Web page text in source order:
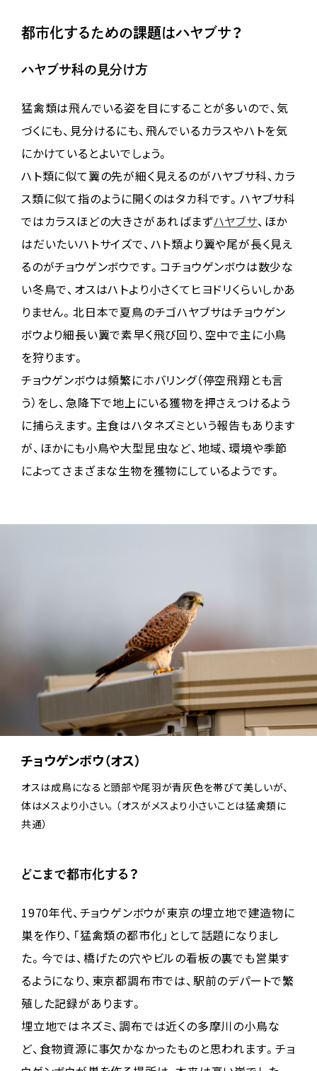
都市化するための課題はハヤブサ？
ハヤブサ科の見分け方
猛禽類は飛んでいる姿を目にすることが多いので、気
づくにも、見分けるにも、飛んでいるカラスやハトを気
にかけているとよいでしょう。
ハト類に似て翼の先が細く見えるのがハヤブサ科、カラ
ス類に似て指のように開くのはタカ科です。ハヤブサ科
ではカラスほどの大きさがあればまずハヤブサ、ほか
はだいたいハトサイズで、ハト類より翼や尾が長く見え
るのがチョウゲンボウです。コチョウゲンボウは数少な
い冬鳥で、オスはハトより小さくてヒヨドリくらいしかあ
りません。北日本で夏鳥のチゴハヤブサはチョウゲン
ボウより細長い翼で素早く飛び回り、空中で主に小鳥
を狩ります。
チョウゲンボウは頻繁にホバリング（停空飛翔とも言
う）をし、急降下で地上にいる獲物を押さえつけるよう
に捕らえます。主食はハタネズミという報告もあります
が、ほかにも小鳥や大型昆虫など、地域、環境や季節
によってさまざまな生物を獲物にしているようです。
チョウゲンボウ（オス）
オスは成鳥になると頭部や尾羽が青灰色を帯びて美しいが、
体はメスより小さい。（オスがメスより小さいことは猛禽類に
共通）
どこまで都市化する？
1970年代、チョウゲンボウが東京の埋立地で建造物に
巣を作り、「猛禽類の都市化」として話題になりまし
た。今では、橋げたの穴やビルの看板の裏でも営巣す
るようになり、東京都調布市では、駅前のデパートで繁
殖した記録があります。
埋立地ではネズミ、調布では近くの多摩川の小鳥な
ど、食物資源に事欠かなかったものと思われます。チョ